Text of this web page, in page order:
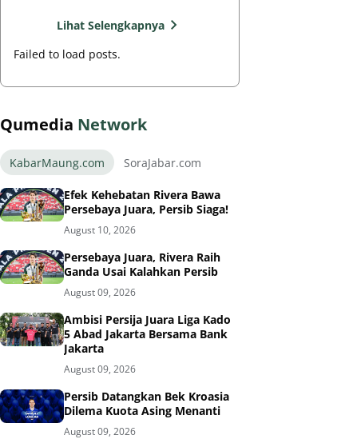
Lihat Selengkapnya
Failed to load posts.
Qumedia Network
KabarMaung.com SoraJabar.com
Efek Kehebatan Rivera Bawa
Persebaya Juara, Persib Siaga!
August 10, 2026
Persebaya Juara, Rivera Raih
Ganda Usai Kalahkan Persib
August 09, 2026
Ambisi Persija Juara Liga Kado
5 Abad Jakarta Bersama Bank
Jakarta
August 09, 2026
Persib Datangkan Bek Kroasia
Dilema Kuota Asing Menanti
August 09, 2026